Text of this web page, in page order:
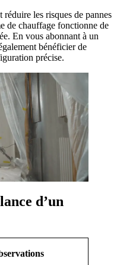
les risques de pannes
de chauffage fonctionne de
En vous abonnant à un
bénéficier de
précise.
d’un